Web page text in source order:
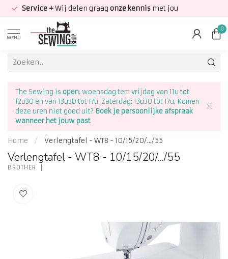
Service +Wij delen graag onze kennis met jou
MENU
0
The Sewing is open: woensdag tem vrijdag van 11u tot
12u30 en van 13u30 tot 17u. Zaterdag: 13u30 tot 17u. Komen
deze uren niet goed uit? Boek je persoonlijke afspraak
wanneer het jouw past
Home / Verlengtafel - WT8 - 10/15/20/.../55
Verlengtafel - WT8 - 10/15/20/.../55
BROTHER